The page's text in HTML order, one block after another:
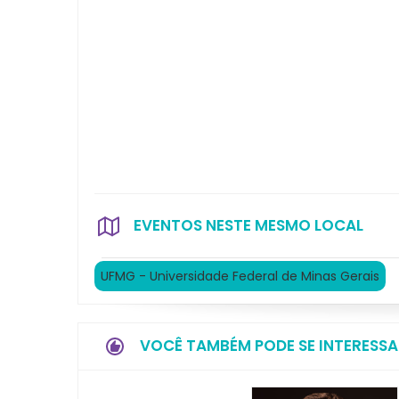
EVENTOS NESTE MESMO LOCAL
UFMG - Universidade Federal de Minas Gerais
VOCÊ TAMBÉM PODE SE